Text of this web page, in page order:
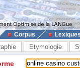
Corpus
Etymologie